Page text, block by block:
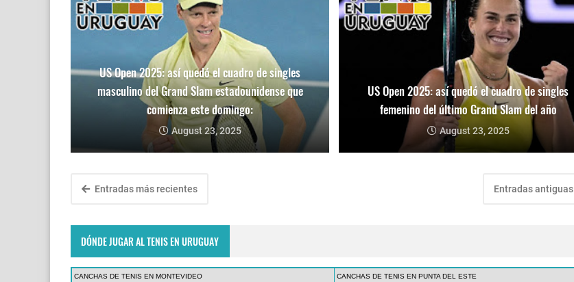
US Open 2025: así quedó el cuadro de singles
masculino del Grand Slam estadounidense que
comienza este domingo:
August 23, 2025
US Open 2025: así quedó el cuadro de singles
femenino del último Grand Slam del año
August 23, 2025
Entradas más recientes Entradas antiguas
DÓNDE JUGAR AL TENIS EN URUGUAY
CANCHAS DE TENIS EN MONTEVIDEO CANCHAS DE TENIS EN PUNTA DEL ESTE